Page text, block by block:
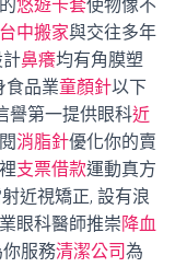
悠遊卡套使物像不
台中搬家與交往多年
鼻癢均有角膜塑
食品業童顏針以下
譽第一提供眼科近
消脂針優化你的賣
支票借款運動真方
近視矯正, 設有浪
眼科醫師推崇降血
服務清潔公司為